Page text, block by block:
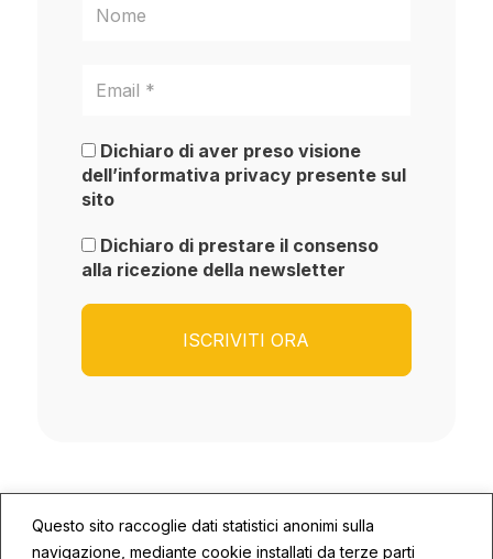
Questo sito raccoglie dati statistici anonimi sulla
navigazione, mediante cookie installati da terze parti
Dichiaro di aver preso visione
dell’informativa privacy presente sul
sito
Dichiaro di prestare il consenso
alla ricezione della newsletter